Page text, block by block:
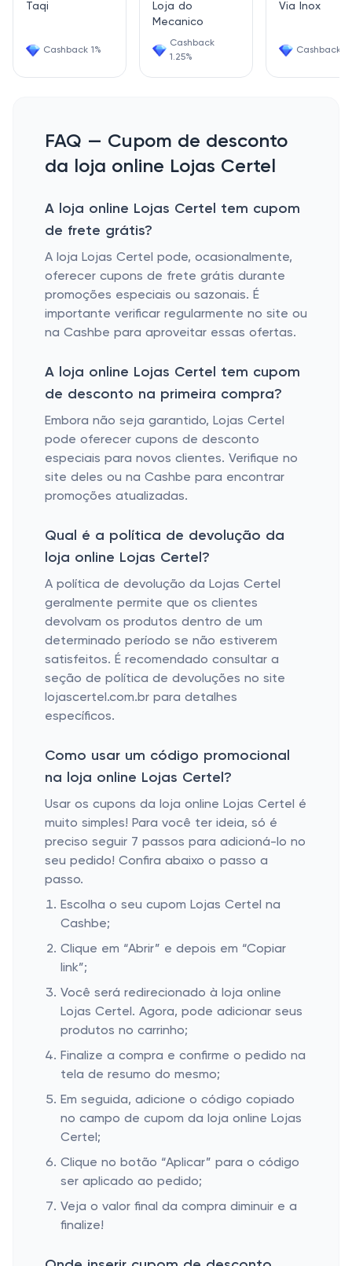
Taqi
Cashback 1%
Loja do
Mecanico
Cashback
1.25%
Via Inox
Cashback
FAQ — Cupom de desconto
da loja online Lojas Certel
A loja online Lojas Certel tem cupom
de frete grátis?
A loja Lojas Certel pode, ocasionalmente,
oferecer cupons de frete grátis durante
promoções especiais ou sazonais. É
importante verificar regularmente no site ou
na Cashbe para aproveitar essas ofertas.
A loja online Lojas Certel tem cupom
de desconto na primeira compra?
Embora não seja garantido, Lojas Certel
pode oferecer cupons de desconto
especiais para novos clientes. Verifique no
site deles ou na Cashbe para encontrar
promoções atualizadas.
Qual é a política de devolução da
loja online Lojas Certel?
A política de devolução da Lojas Certel
geralmente permite que os clientes
devolvam os produtos dentro de um
determinado período se não estiverem
satisfeitos. É recomendado consultar a
seção de política de devoluções no site
lojascertel.com.br para detalhes
específicos.
Como usar um código promocional
na loja online Lojas Certel?
Usar os cupons da loja online Lojas Certel é
muito simples! Para você ter ideia, só é
preciso seguir 7 passos para adicioná-lo no
seu pedido! Confira abaixo o passo a
passo.
Escolha o seu cupom Lojas Certel na
Cashbe;
Clique em “Abrir” e depois em “Copiar
link”;
Você será redirecionado à loja online
Lojas Certel. Agora, pode adicionar seus
produtos no carrinho;
Finalize a compra e confirme o pedido na
tela de resumo do mesmo;
Em seguida, adicione o código copiado
no campo de cupom da loja online Lojas
Certel;
Clique no botão “Aplicar” para o código
ser aplicado ao pedido;
Veja o valor final da compra diminuir e a
finalize!